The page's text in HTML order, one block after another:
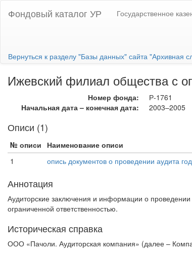
Фондовый каталог УР Государственное
Вернуться к разделу "Базы данных" сайта "Архивная
Ижевский филиал общества с
Номер фонда:
Р-1761
Начальная дата – конечная дата:
2003–2005
Описи (1)
№ описи Наименование описи
1
опись документов о проведении аудита
Аннотация
Аудиторские заключения и информации о
ограниченной ответственностью.
Историческая справка
ООО «Пачоли. Аудиторская компания» (далее –